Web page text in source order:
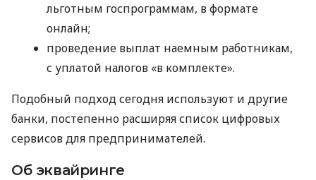
льготным госпрограммам, в формате
онлайн;
проведение выплат наемным работникам,
с уплатой налогов «в комплекте».
Подобный подход сегодня используют и другие
банки, постепенно расширяя список цифровых
сервисов для предпринимателей.
Об эквайринге